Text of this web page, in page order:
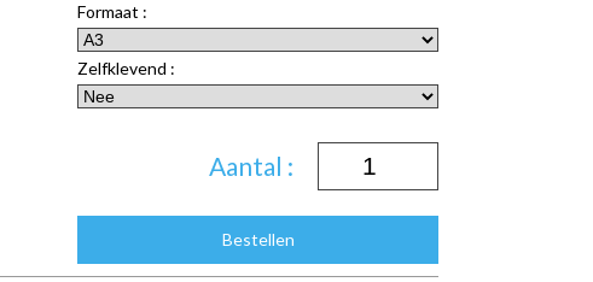
Formaat :
Zelfklevend :
Aantal :
Bestellen